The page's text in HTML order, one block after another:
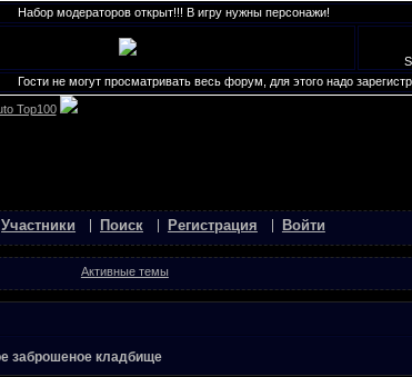
Набор модераторов открыт!!! В игру нужны персонажи!
Гости не могут просматривать весь форум, для этого надо
Участники Поиск Регистрация Войти
Активные темы
заброшеное кладбище